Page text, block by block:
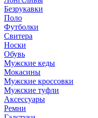
Безрукавки
Поло
Футболки
Свитера
Носки
Обувь
Мужские кеды
Мокасины
Мужские кроссовки
Мужские туфли
Аксессуары
Ремни